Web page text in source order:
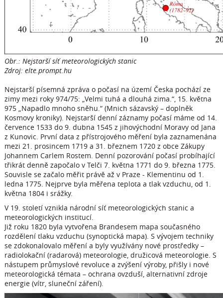
Obr.: Nejstarší síť meteorologických stanic
Zdroj: elte.prompt.hu
Nejstarší písemná zpráva o počasí na území Česka pochází ze
zimy mezi roky 974/75: „Velmi tuhá a dlouhá zima.“, 15. května
975 „Napadlo mnoho sněhu.“ (Mnich sázavský – doplněk
Kosmovy kroniky). Nejstarší denní záznamy počasí máme od 14.
července 1533 do 9. dubna 1545 z jihovýchodní Moravy od Jana
z Kunovic. První data z přístrojového měření byla zaznamenána
mezi 21. prosincem 1719 a 31. březnem 1720 z obce Zákupy
Johannem Carlem Rostem. Denní pozorování počasí probíhající
třikrát denně započalo v Telči 7. května 1771 do 9. března 1775.
Souvisle se začalo měřit právě až v Praze - Klementinu od 1.
ledna 1775. Nejprve byla měřena teplota a tlak vzduchu, od 1.
května 1804 i srážky.
V 19. století vznikla národní síť meteorologických stanic a
meteorologických institucí.
Již roku 1820 byla vytvořena Brandesem mapa současného
rozdělení tlaku vzduchu (synoptická mapa). S vývojem techniky
se zdokonalovalo měření a byly využívány nové prostředky –
radiolokační (radarová) meteorologie, družicová meteorologie. S
nástupem průmyslové revoluce a zvýšení výroby, přišly i nové
meteorologická témata – ochrana ovzduší, alternativní zdroje
energie (vítr, sluneční záření).